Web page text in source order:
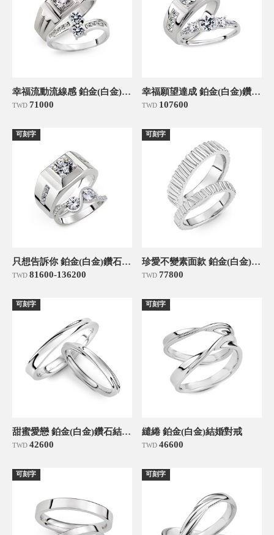
幸福流動流線感 鉑金(白金)鑽石結婚對戒
TWD 71000
幸福願望達成 鉑金(白金)鑽石結婚對戒
TWD 107600
可刻字
只想告訴你 鉑金(白金)鑽石結婚對戒
TWD 81600-136200
可刻字
珍愛不變素面款 鉑金(白金)結婚對戒
TWD 77800
可刻字
甜蜜愛戀 鉑金(白金)鑽石結婚對戒
TWD 42600
可刻字
繾綣 鉑金(白金)結婚對戒
TWD 46600
可刻字 可刻字